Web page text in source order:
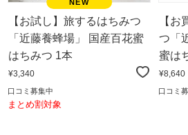
【お試し】旅するはちみつ
「近藤養蜂場」 国産百花蜜
はちみつ 1本
¥3,340
口コミ募集中
まとめ割対象
【
つ「
蜜は
¥8,640
口コミ